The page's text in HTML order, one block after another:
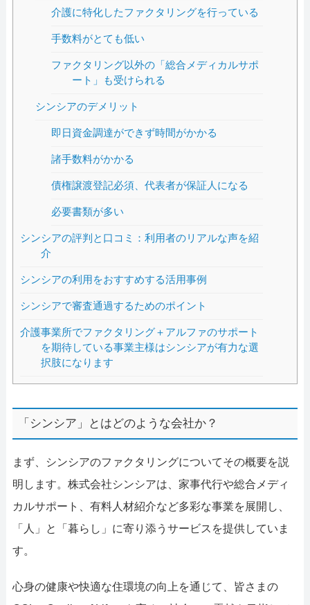
介護に特化したファクタリングを行っている
手数料がとても低い
ファクタリング以外の「総合メディカルサポ
ート」も受けられる
シンシアのデメリット
即日資金調達ができず時間がかかる
諸手数料がかかる
債権譲渡登記必須、代表者が保証人になる
必要書類が多い
シンシアの評判と口コミ：利用者のリアルな声を紹
介
シンシアの利用をおすすめする活用事例
シンシアで審査通過するためのポイント
介護事業所でファクタリング＋アルファのサポート
を期待している事業主様はシンシアが有力な選
択肢になります
「シンシア」とはどのような会社か？
まず、シンシアのファクタリングについてその概要を説
明します。株式会社シンシアは、家事代行や総合メディ
カルサポート、有料人材紹介など多彩な事業を展開し、
「人」と「暮らし」に寄り添うサービスを提供していま
す。
心身の健康や快適な住環境の向上を通じて、皆さまの